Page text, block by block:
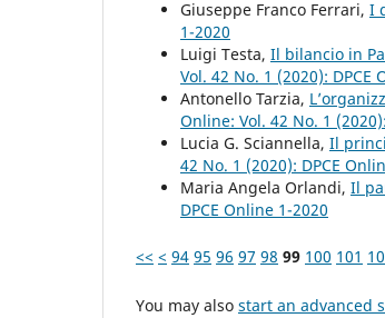
Giuseppe Franco Ferrari, I
1-2020
Luigi Testa, Il bilancio in
Vol. 42 No. 1 (2020): DPCE
Antonello Tarzia,
Online: Vol. 42 No. 1
Lucia G. Sciannella, Il
42 No. 1 (2020): DPCE
Maria Angela Orlandi, Il
DPCE Online 1-2020
<< < 94 95 96 97 98 99 100 101
You may also start an advanced